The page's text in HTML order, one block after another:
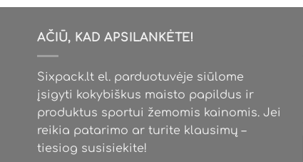
chosen
on
the
product
page
on
product
page
AČIŪ, KAD APSILANKĖTE!
Sixpack.lt el. parduotuvėje siūlome
įsigyti kokybiškus maisto papildus ir
produktus sportui žemomis kainomis. Jei
reikia patarimo ar turite klausimų –
tiesiog susisiekite!